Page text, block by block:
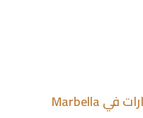
دليلك الشامل حول تأجير سيارات في Marbella